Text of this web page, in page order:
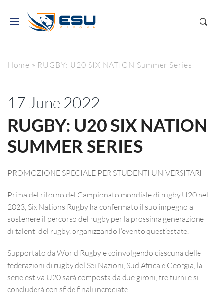
Home » RUGBY: U20 SIX NATION Summer Series
17 June 2022
RUGBY: U20 SIX NATION
SUMMER SERIES
PROMOZIONE SPECIALE PER STUDENTI UNIVERSITARI
Prima del ritorno del Campionato mondiale di rugby U20 nel
2023, Six Nations Rugby ha confermato il suo impegno a
sostenere il percorso del rugby per la prossima generazione
di talenti del rugby, organizzando l’evento quest’estate.
Supportato da World Rugby e coinvolgendo ciascuna delle
federazioni di rugby del Sei Nazioni, Sud Africa e Georgia, la
serie estiva U20 sarà composta da due gironi, tre turni e si
concluderà con sfide finali incrociate.